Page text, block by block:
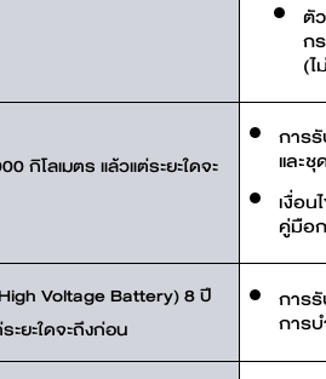
ตั
ก
(
กิโลเมตร แล้วแต่ระยะใดจะ
การ
และ
เงื่อ
คู่มือ
Voltage Battery) 8 ปี
ะยะใดจะถึงก่อน
การ
การ